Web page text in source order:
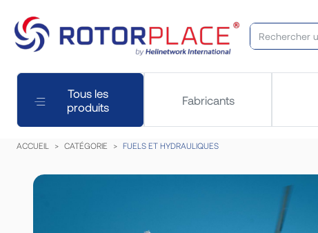
Tous les
produits
Fabricants
ACCUEIL CATÉGORIE FUELS ET HYDRAULIQUES